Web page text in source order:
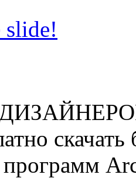
программ